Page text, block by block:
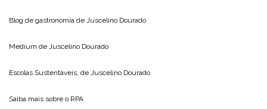
Blog de gastronomia de Juscelino Dourado
Medium de Juscelino Dourado
Escolas Sustentáveis, de Juscelino Dourado
Saiba mais sobre o RPA